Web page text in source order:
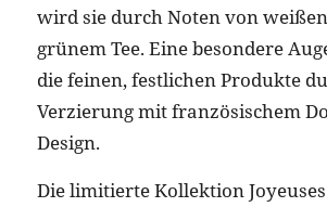
wird sie durch Noten von
grünem Tee. Eine besondere
die feinen, festlichen Produkte
Verzierung mit französischem
Design.
Die limitierte Kollektion Joyeuses